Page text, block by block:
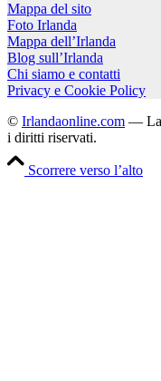
Mappa del sito
Foto Irlanda
Mappa dell’Irlanda
Blog sull’Irlanda
Chi siamo e contatti
Privacy e Cookie Policy
© Irlandaonline.com — La
i diritti riservati.
Scorrere verso l’alto